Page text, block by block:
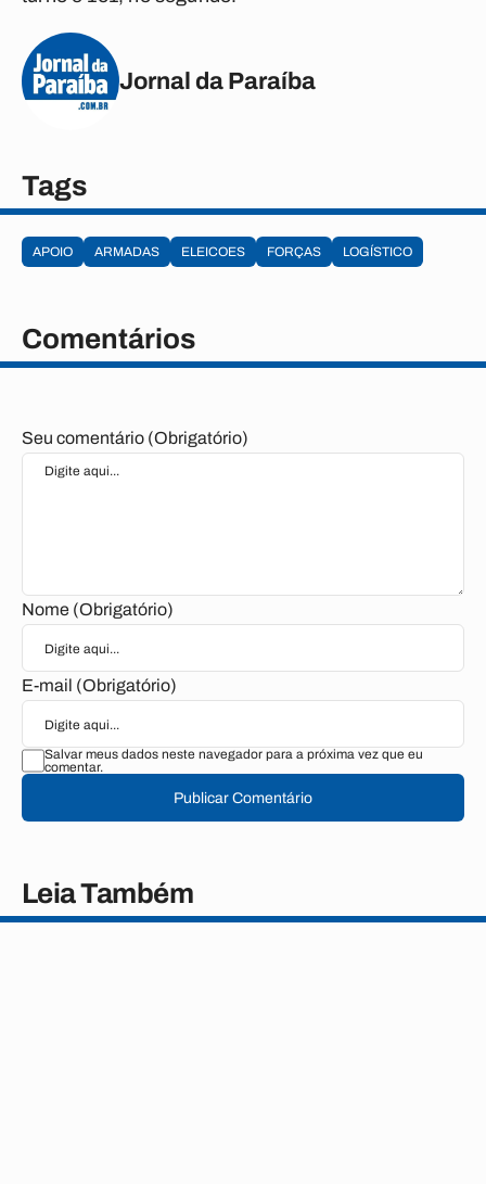
Jornal da Paraíba
Tags
APOIO ARMADAS ELEICOES FORÇAS LOGÍSTICO
Comentários
Seu comentário (Obrigatório)
Nome (Obrigatório)
E-mail (Obrigatório)
Salvar meus dados neste navegador para a próxima vez que eu
comentar.
Publicar Comentário
Leia Também